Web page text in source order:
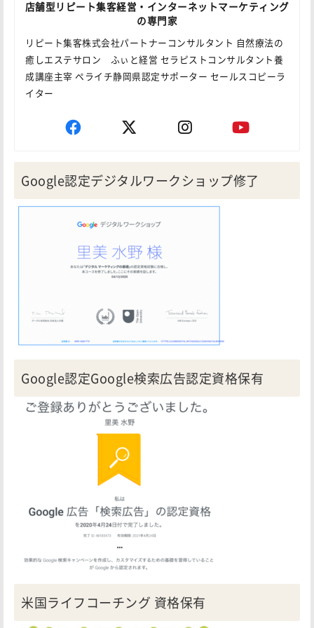
店舗型リピート集客経営・インターネットマーケティング
の専門家
リピート集客株式会社パートナーコンサルタント 自然療法の
癒しエステサロン ふぃと経営 セラピストコンサルタント養
成講座主宰 ペライチ静岡県認定サポーター セールスコピーラ
イター
Google認定デジタルワークショップ修了
Google認定Google検索広告認定資格保有
米国ライフコーチング 資格保有